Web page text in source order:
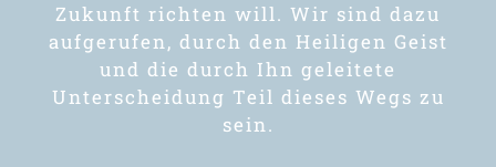
Zukunft richten will. Wir sind dazu
aufgerufen, durch den Heiligen Geist
und die durch Ihn geleitete
Unterscheidung Teil dieses Wegs zu
sein.